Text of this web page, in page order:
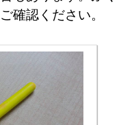
確認ください。